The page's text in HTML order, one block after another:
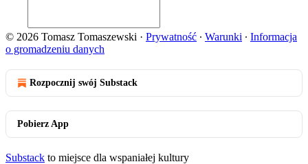
© 2026 Tomasz Tomaszewski · Prywatność ∙ Warunki ∙ Informacja
o gromadzeniu danych
Rozpocznij swój Substack
Pobierz App
Substack to miejsce dla wspaniałej kultury